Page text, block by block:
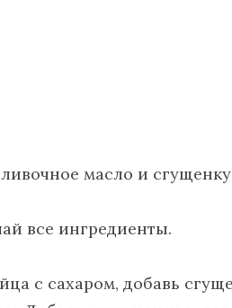
масло и
все ингредиенты.
с сахаром, добавь